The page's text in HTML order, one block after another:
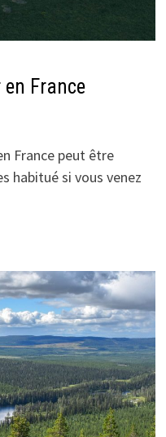
France
France peut être
habitué si vous venez